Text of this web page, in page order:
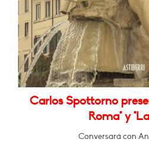
Carlos Spottorno
Roma" y
Conversará con